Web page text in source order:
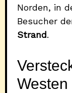
Norden, in
Besucher
Strand.
Westen